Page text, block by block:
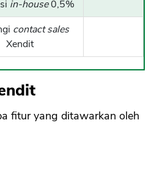
in-house0,5%
contact sales
Xendit
fitur yang ditawarkan oleh